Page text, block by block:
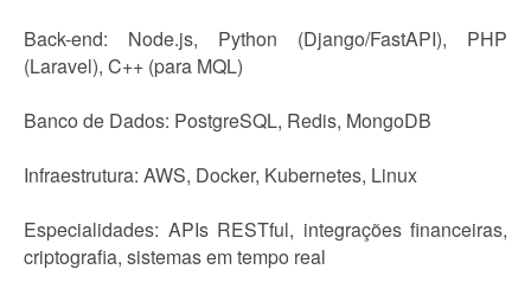
Back-end: Node.js, Python (Django/FastAPI), PHP
(Laravel), C++ (para MQL)
Banco de Dados: PostgreSQL, Redis, MongoDB
Infraestrutura: AWS, Docker, Kubernetes, Linux
Especialidades: APIs RESTful, integrações financeiras,
criptografia, sistemas em tempo real